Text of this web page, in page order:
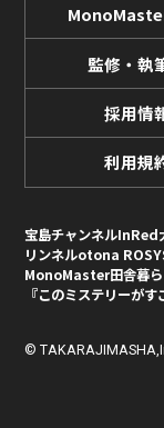
監修・執
採用情
利用規
宝島チャンネルInRed
リンネルotona ROSY
MonoMaster田舎暮
『このミステリーが
©